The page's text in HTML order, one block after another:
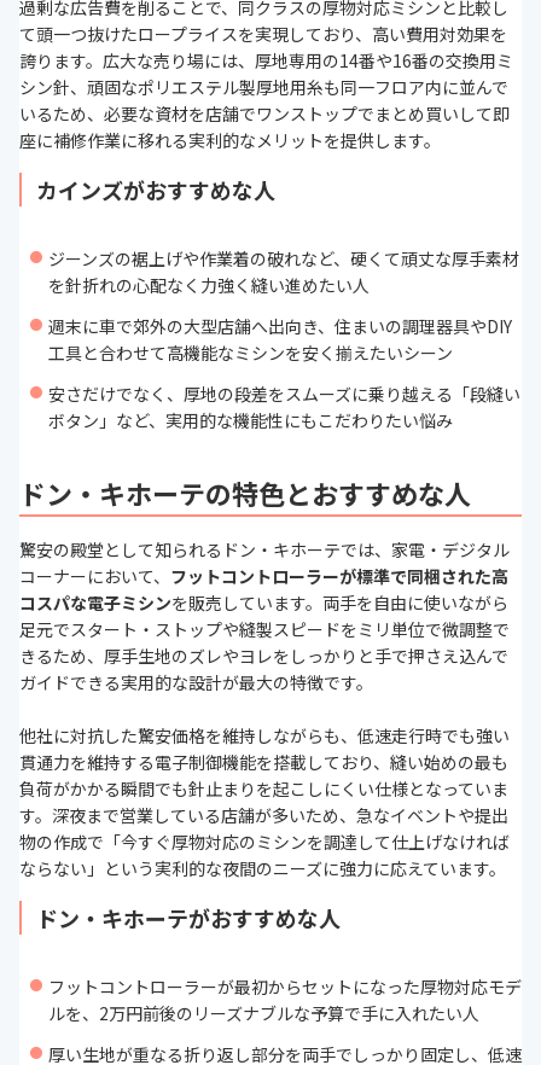
過剰な広告費を削ることで、同クラスの厚物対応ミシンと比較し
て頭一つ抜けたロープライスを実現しており、高い費用対効果を
誇ります。広大な売り場には、厚地専用の14番や16番の交換用ミ
シン針、頑固なポリエステル製厚地用糸も同一フロア内に並んで
いるため、必要な資材を店舗でワンストップでまとめ買いして即
座に補修作業に移れる実利的なメリットを提供します。
カインズがおすすめな人
ジーンズの裾上げや作業着の破れなど、硬くて頑丈な厚手素材
を針折れの心配なく力強く縫い進めたい人
週末に車で郊外の大型店舗へ出向き、住まいの調理器具やDIY
工具と合わせて高機能なミシンを安く揃えたいシーン
安さだけでなく、厚地の段差をスムーズに乗り越える「段縫い
ボタン」など、実用的な機能性にもこだわりたい悩み
ドン・キホーテの特色とおすすめな人
驚安の殿堂として知られるドン・キホーテでは、家電・デジタル
コーナーにおいて、 フットコントローラーが標準で同梱された高
コスパな電子ミシンを販売しています。両手を自由に使いながら
足元でスタート・ストップや縫製スピードをミリ単位で微調整で
きるため、厚手生地のズレやヨレをしっかりと手で押さえ込んで
ガイドできる実用的な設計が最大の特徴です。
他社に対抗した驚安価格を維持しながらも、低速走行時でも強い
貫通力を維持する電子制御機能を搭載しており、縫い始めの最も
負荷がかかる瞬間でも針止まりを起こしにくい仕様となっていま
す。深夜まで営業している店舗が多いため、急なイベントや提出
物の作成で「今すぐ厚物対応のミシンを調達して仕上げなければ
ならない」という実利的な夜間のニーズに強力に応えています。
ドン・キホーテがおすすめな人
フットコントローラーが最初からセットになった厚物対応モデ
ルを、2万円前後のリーズナブルな予算で手に入れたい人
厚い生地が重なる折り返し部分を両手でしっかり固定し、低速